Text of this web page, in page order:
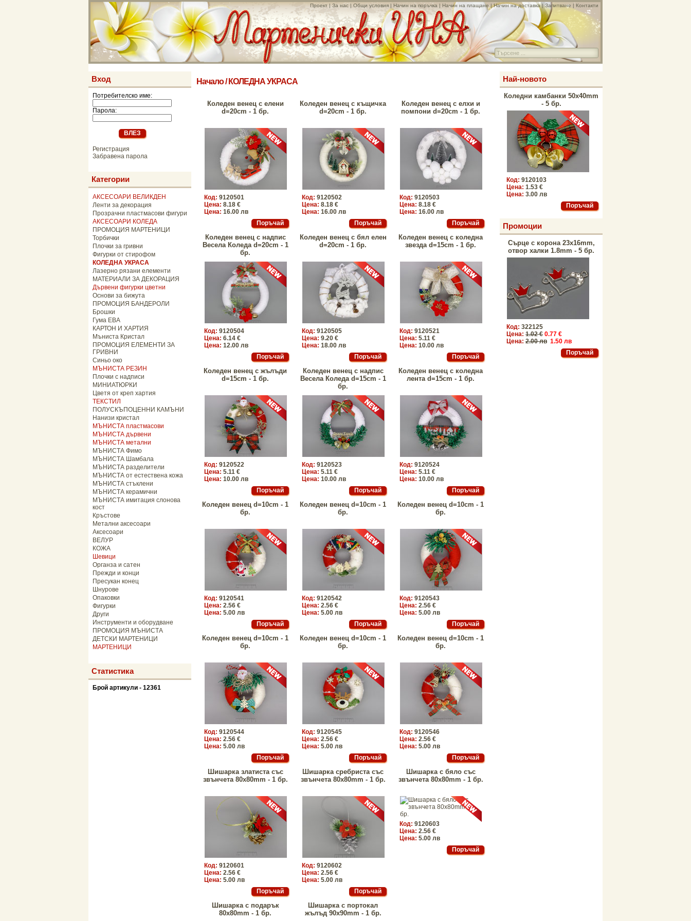
Проект |За нас | Общи условия | Начин на поръчка | Начин на плащане|Начин на доставка|Запитване | Контакти
Вход
Потребителско име:
Парола:
Регистрация
Забравена парола
Категории
АКСЕСОАРИ ВЕЛИКДЕН
Ленти за декорация
Прозрачни пластмасови фигури
АКСЕСОАРИ КОЛЕДА
ПРОМОЦИЯ МАРТЕНИЦИ
Торбички
Плочки за гривни
Фигурки от стирофом
КОЛЕДНА УКРАСА
Лазерно рязани елементи
МАТЕРИАЛИ ЗА ДЕКОРАЦИЯ
Дървени фигурки цветни
Основи за бижута
ПРОМОЦИЯ БАНДЕРОЛИ
Брошки
Гума ЕВА
КАРТОН И ХАРТИЯ
Мъниста Кристал
ПРОМОЦИЯ ЕЛЕМЕНТИ ЗА
ГРИВНИ
Синьо око
МЪНИСТА РЕЗИН
Плочки с надписи
МИНИАТЮРКИ
Цветя от креп хартия
ТЕКСТИЛ
ПОЛУСКЪПОЦЕННИ КАМЪНИ
Нанизи кристал
МЪНИСТА пластмасови
МЪНИСТА дървени
МЪНИСТА метални
МЪНИСТА Фимо
МЪНИСТА Шамбала
МЪНИСТА разделители
МЪНИСТА от естествена кожа
МЪНИСТА стъклени
МЪНИСТА керамични
МЪНИСТА имитация слонова
кост
Кръстове
Метални аксесоари
Аксесоари
ВЕЛУР
КОЖА
Шевици
Органза и сатен
Прежди и конци
Пресукан конец
Шнурове
Опаковки
Фигурки
Други
Инструменти и оборудване
ПРОМОЦИЯ МЪНИСТА
ДЕТСКИ МАРТЕНИЦИ
МАРТЕНИЦИ
Статистика
Брой артикули - 12361
Начало/ КОЛЕДНА УКРАСА
Коледен венец с елени
d=20cm - 1 бр.
Код: 9120501
Цена: 8.18 €
Цена: 16.00 лв
Коледен венец с къщичка
d=20cm - 1 бр.
Код: 9120502
Цена: 8.18 €
Цена: 16.00 лв
Коледен венец с елхи и
помпони d=20cm - 1 бр.
Код: 9120503
Цена: 8.18 €
Цена: 16.00 лв
Коледен венец с надпис
Весела Коледа d=20cm - 1
бр.
Код: 9120504
Цена: 6.14 €
Цена: 12.00 лв
Коледен венец с бял елен
d=20cm - 1 бр.
Код: 9120505
Цена: 9.20 €
Цена: 18.00 лв
Коледен венец с коледна
звезда d=15cm - 1 бр.
Код: 9120521
Цена: 5.11 €
Цена: 10.00 лв
Коледен венец с жълъди
d=15cm - 1 бр.
Код: 9120522
Цена: 5.11 €
Цена: 10.00 лв
Коледен венец с надпис
Весела Коледа d=15cm - 1
бр.
Код: 9120523
Цена: 5.11 €
Цена: 10.00 лв
Коледен венец с коледна
лента d=15cm - 1 бр.
Код: 9120524
Цена: 5.11 €
Цена: 10.00 лв
Коледен венец d=10cm - 1
бр.
Код: 9120541
Цена: 2.56 €
Цена: 5.00 лв
Коледен венец d=10cm - 1
бр.
Код: 9120542
Цена: 2.56 €
Цена: 5.00 лв
Коледен венец d=10cm - 1
бр.
Код: 9120543
Цена: 2.56 €
Цена: 5.00 лв
Коледен венец d=10cm - 1
бр.
Код: 9120544
Цена: 2.56 €
Цена: 5.00 лв
Коледен венец d=10cm - 1
бр.
Код: 9120545
Цена: 2.56 €
Цена: 5.00 лв
Коледен венец d=10cm - 1
бр.
Код: 9120546
Цена: 2.56 €
Цена: 5.00 лв
Шишарка златиста със
звънчета 80x80mm - 1 бр.
Код: 9120601
Цена: 2.56 €
Цена: 5.00 лв
Шишарка сребриста със
звънчета 80x80mm - 1 бр.
Код: 9120602
Цена: 2.56 €
Цена: 5.00 лв
Шишарка с бяло със
звънчета 80x80mm - 1 бр.
Код: 9120603
Цена: 2.56 €
Цена: 5.00 лв
Шишарка с подарък
80x80mm - 1 бр.
Шишарка с портокал
жълъд 90x90mm - 1 бр.
Най-новото
Коледни камбанки 50x40mm
- 5 бр.
Код: 9120103
Цена: 1.53 €
Цена: 3.00 лв
Промоции
Сърце с корона 23x16mm,
отвор халки 1.8mm - 5 бр.
Код: 322125
Цена: 1.02 € 0.77 €
Цена: 2.00 лв 1.50 лв